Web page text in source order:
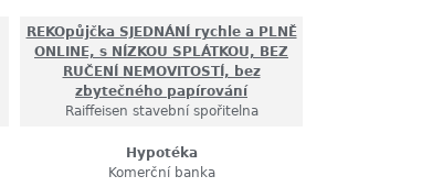
REKOpůjčka SJEDNÁNÍ rychle a PLNĚ
ONLINE, s NÍZKOU SPLÁTKOU, BEZ
RUČENÍ NEMOVITOSTÍ, bez
zbytečného papírování
Raiffeisen stavební spořitelna
Hypotéka
Komerční banka